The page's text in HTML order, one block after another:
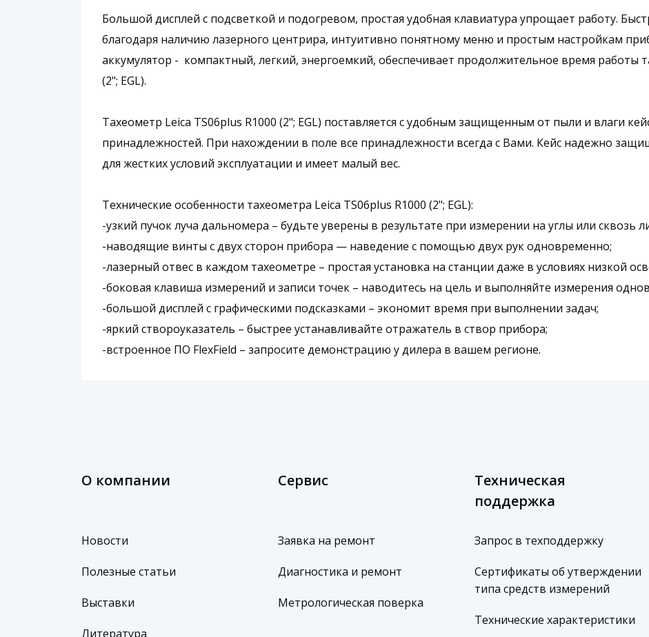
Большой дисплей с подсветкой и подогревом, простая удобная клавиатура упрощает работу.
благодаря наличию лазерного центрира, интуитивно понятному меню и простым настройкам
аккумулятор - компактный, легкий, энергоемкий, обеспечивает продолжительное время работы
(2"; EGL).
Тахеометр Leica TS06plus R1000 (2"; EGL) поставляется с удобным защищенным от пыли и влаги
принадлежностей. При нахождении в поле все принадлежности всегда с Вами. Кейс надежно
для жестких условий эксплуатации и имеет малый вес.
Технические особенности тахеометра Leica TS06plus R1000 (2"; EGL):
-узкий пучок луча дальномера – будьте уверены в результате при измерении на углы или сквозь
-наводящие винты с двух сторон прибора — наведение с помощью двух рук одновременно;
-лазерный отвес в каждом тахеометре – простая установка на станции даже в условиях низкой
-боковая клавиша измерений и записи точек – наводитесь на цель и выполняйте измерения
-большой дисплей с графическими подсказками – экономит время при выполнении задач;
-яркий створоуказатель – быстрее устанавливайте отражатель в створ прибора;
-встроенное ПО FlexField – запросите демонстрацию у дилера в вашем регионе.
О компании
Новости
Полезные статьи
Выставки
Литература
Сервис
Заявка на ремонт
Диагностика и ремонт
Метрологическая поверка
Техническая
поддержка
Запрос в техподдержку
Сертификаты об утверждении
типа средств измерений
Технические характеристики